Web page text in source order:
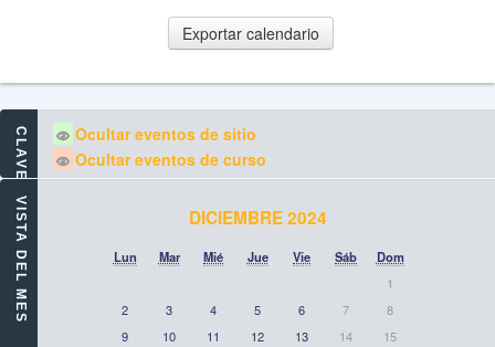
CLAVE DE EVENTOS
Ocultar eventos de sitio
Ocultar eventos de curso
VISTA DEL MES DICIEMBRE 2024
Lun Mar Mié Jue Vie Sáb
Dom
1
2
3 4 5 6 7
8
9
10 11 12 13 14
15